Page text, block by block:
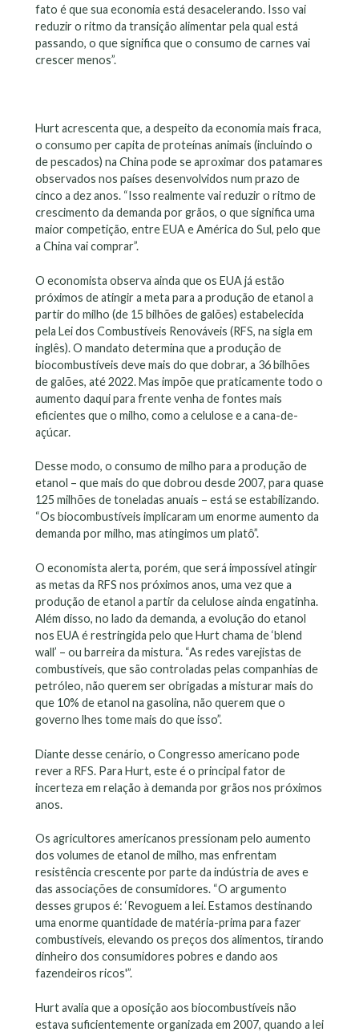
fato é que sua economia está desacelerando. Isso vai
reduzir o ritmo da transição alimentar pela qual está
passando, o que significa que o consumo de carnes vai
crescer menos”.
Hurt acrescenta que, a despeito da economia mais fraca,
o consumo per capita de proteínas animais (incluindo o
de pescados) na China pode se aproximar dos patamares
observados nos países desenvolvidos num prazo de
cinco a dez anos. “Isso realmente vai reduzir o ritmo de
crescimento da demanda por grãos, o que significa uma
maior competição, entre EUA e América do Sul, pelo que
a China vai comprar”.
O economista observa ainda que os EUA já estão
próximos de atingir a meta para a produção de etanol a
partir do milho (de 15 bilhões de galões) estabelecida
pela Lei dos Combustíveis Renováveis (RFS, na sigla em
inglês). O mandato determina que a produção de
biocombustíveis deve mais do que dobrar, a 36 bilhões
de galões, até 2022. Mas impõe que praticamente todo o
aumento daqui para frente venha de fontes mais
eficientes que o milho, como a celulose e a cana-de-
açúcar.
Desse modo, o consumo de milho para a produção de
etanol – que mais do que dobrou desde 2007, para quase
125 milhões de toneladas anuais – está se estabilizando.
“Os biocombustíveis implicaram um enorme aumento da
demanda por milho, mas atingimos um platô”.
O economista alerta, porém, que será impossível atingir
as metas da RFS nos próximos anos, uma vez que a
produção de etanol a partir da celulose ainda engatinha.
Além disso, no lado da demanda, a evolução do etanol
nos EUA é restringida pelo que Hurt chama de ‘blend
wall’ – ou barreira da mistura. “As redes varejistas de
combustíveis, que são controladas pelas companhias de
petróleo, não querem ser obrigadas a misturar mais do
que 10% de etanol na gasolina, não querem que o
governo lhes tome mais do que isso”.
Diante desse cenário, o Congresso americano pode
rever a RFS. Para Hurt, este é o principal fator de
incerteza em relação à demanda por grãos nos próximos
anos.
Os agricultores americanos pressionam pelo aumento
dos volumes de etanol de milho, mas enfrentam
resistência crescente por parte da indústria de aves e
das associações de consumidores. “O argumento
desses grupos é: ‘Revoguem a lei. Estamos destinando
uma enorme quantidade de matéria-prima para fazer
combustíveis, elevando os preços dos alimentos, tirando
dinheiro dos consumidores pobres e dando aos
fazendeiros ricos'”.
Hurt avalia que a oposição aos biocombustíveis não
estava suficientemente organizada em 2007, quando a lei